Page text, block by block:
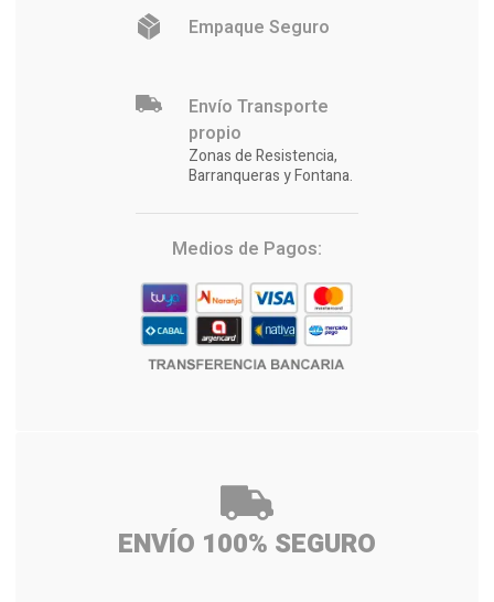
Empaque Seguro
Envío Transporte
propio
Zonas de Resistencia,
Barranqueras y Fontana.
Medios de Pagos:
ENVÍO 100% SEGURO